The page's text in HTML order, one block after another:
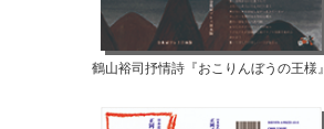
鶴山裕司抒情詩『おこりんぼうの王様』